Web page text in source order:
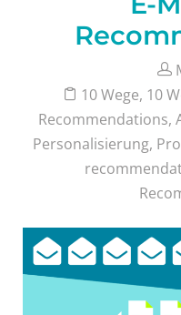
10 Wege, 10
Recommendations,
Personalisierung,